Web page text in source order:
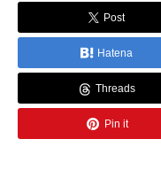
Post
Hatena
Threads
Pin it